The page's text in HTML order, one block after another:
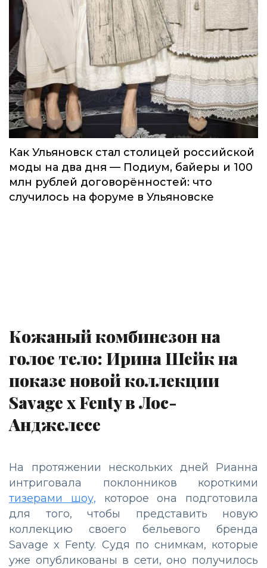
Как Ульяновск стал столицей российской
моды на два дня — Подиум, байеры и 100
млн рублей договорённостей: что
случилось на форуме в Ульяновске
Кожаный комбинезон на
голое тело: Ирина Шейк на
показе новой коллекции
Savage x Fenty в Лос-
Анджелесе
На протяжении нескольких дней Рианна
интриговала поклонников короткими
тизерами шоу, которое она подготовила
для того, чтобы представить новую
коллекцию своего бельевого бренда
Savage x Fenty. Судя по снимкам, которые
уже опубликованы в сети, оно получилось